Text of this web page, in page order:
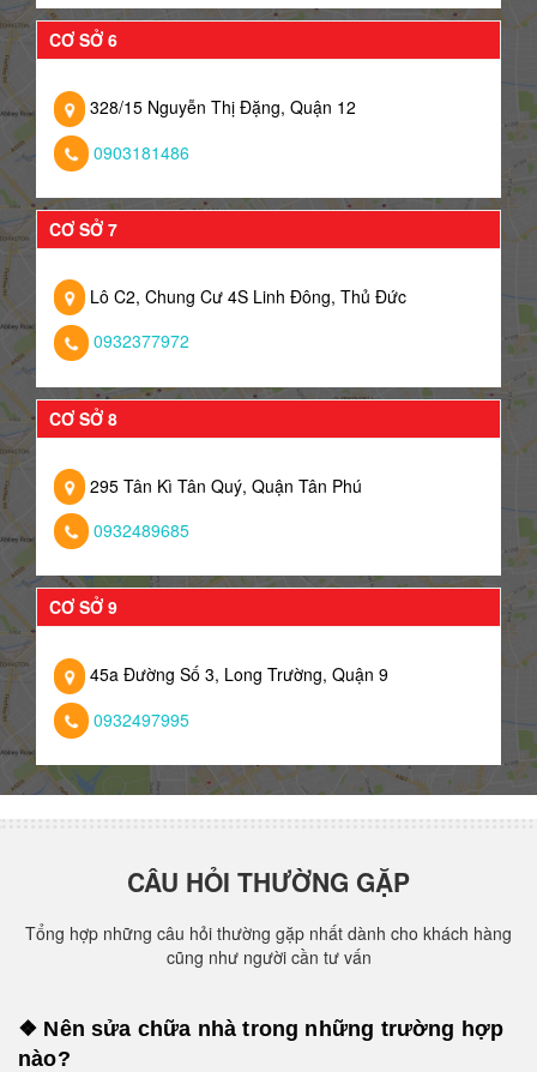
CƠ SỞ 6
328/15 Nguyễn Thị Đặng, Quận 12
0903181486
CƠ SỞ 7
Lô C2, Chung Cư 4S Linh Đông, Thủ Đức
0932377972
CƠ SỞ 8
295 Tân Kì Tân Quý, Quận Tân Phú
0932489685
CƠ SỞ 9
45a Đường Số 3, Long Trường, Quận 9
0932497995
CÂU HỎI THƯỜNG GẶP
Tổng hợp những câu hỏi thường gặp nhất dành cho khách hàng
cũng như người cần tư vấn
❖ Nên sửa chữa nhà trong những trường hợp
nào?